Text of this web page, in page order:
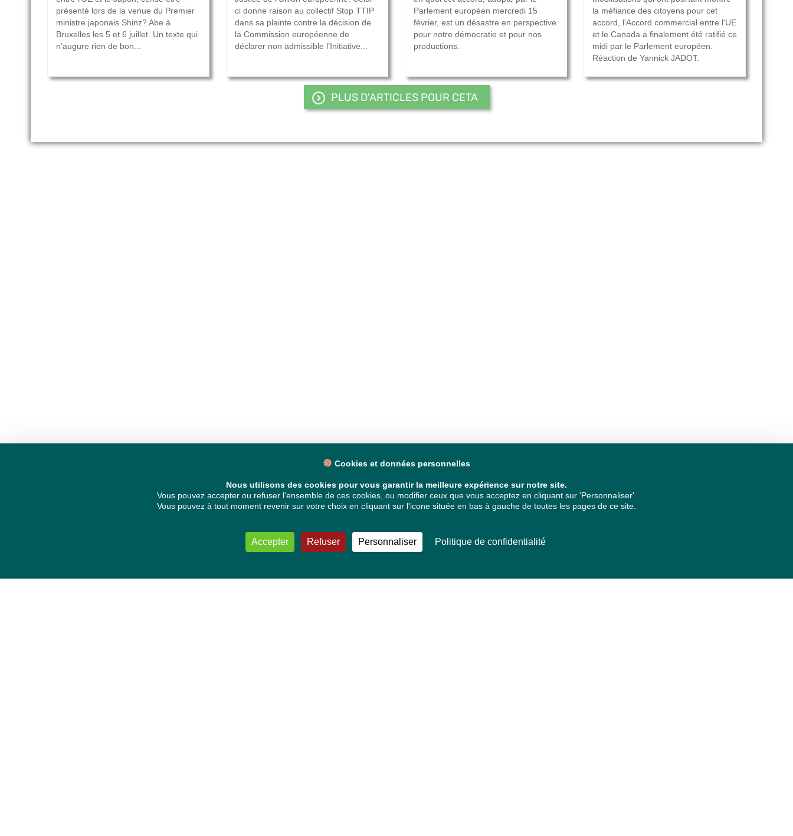
présenté lors de la venue du Premier
ministre japonais Shinz? Abe à
Bruxelles les 5 et 6 juillet. Un texte qui
n’augure rien de bon...
ci donne raison au collectif Stop TTIP
dans sa plainte contre la décision de
la Commission européenne de
déclarer non admissible l’Initiative...
Parlement européen mercredi 15
février, est un désastre en perspective
pour notre démocratie et pour nos
productions.
la méfiance des citoyens pour cet
accord, l'Accord commercial entre l'UE
et le Canada a finalement été ratifié ce
midi par le Parlement européen.
Réaction de Yannick JADOT.
PLUS D'ARTICLES POUR CETA
Cookies et données personnelles
Nous utilisons des cookies pour vous garantir la meilleure expérience sur notre site.
Vous pouvez accepter ou refuser l'ensemble de ces cookies, ou modifier ceux que vous acceptez en cliquant sur 'Personnaliser'.
Vous pouvez à tout moment revenir sur votre choix en cliquant sur l'icone située en bas à gauche de toutes les pages de ce site.
Accepter Refuser Personnaliser Politique de confidentialité